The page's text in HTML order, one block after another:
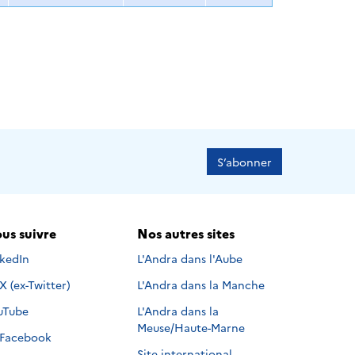
S’abonner
suivre
suivre sur
Nous suivre sur
X (ex-Twitter)
suivre sur
Nous suivre sur
Facebook
Nos autres sites
L'Andra dans l'Aube
L'Andra dans la Manche
L'Andra dans la
Meuse/Haute-Marne